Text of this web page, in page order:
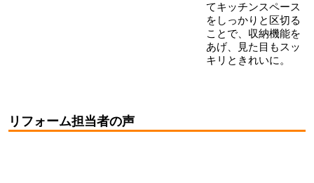
てキッチンスペース
をしっかりと区切る
ことで、収納機能を
あげ、見た目もスッ
キリときれいに。
リフォーム担当者の声